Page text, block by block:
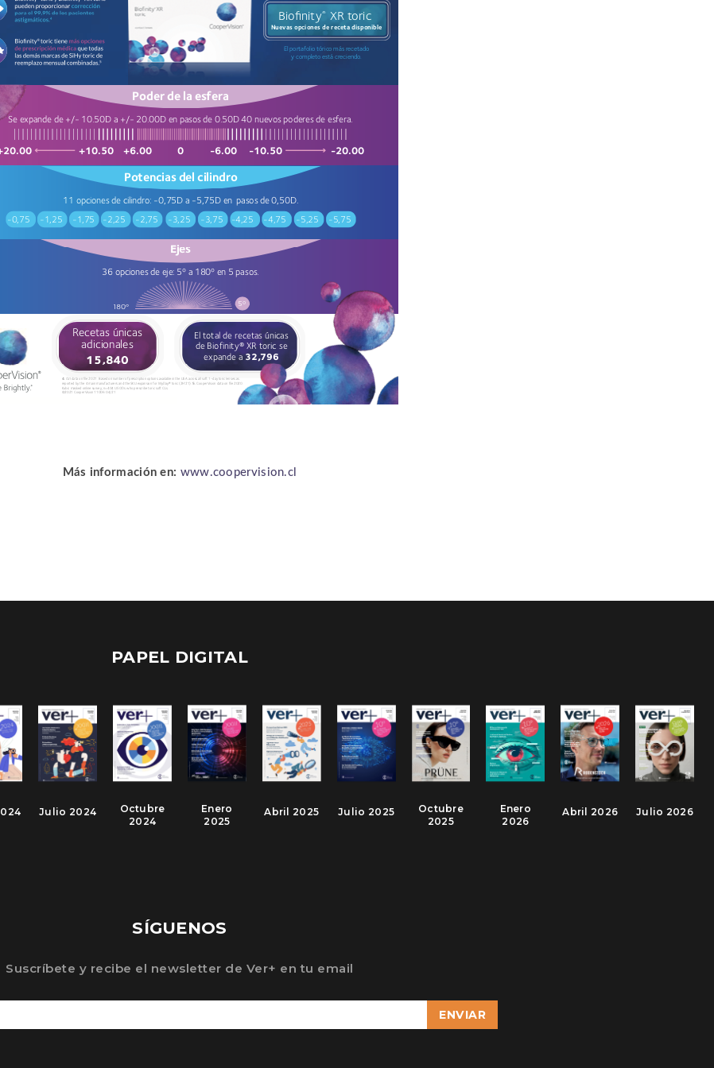
Más información en: www.coopervision.cl
PAPEL DIGITAL
Julio 2026
Abril 2026
Enero
2026
Octubre
2025
Julio 2025
Abril 2025
Enero
2025
Octubre
2024
Julio 2024
SÍGUENOS
Suscríbete y recibe el newsletter de Ver+ en tu email
ENVIAR